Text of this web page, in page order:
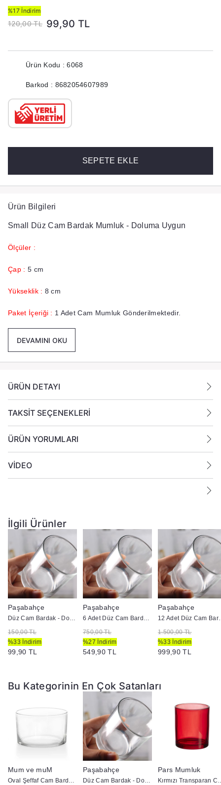
%17 İndirim
120,00 TL 99,90 TL
Ürün Kodu : 6068
Barkod : 8682054607989
SEPETE EKLE
Ürün Bilgileri
Small Düz Cam Bardak Mumluk - Doluma Uygun
Ölçüler :
Çap : 5 cm
Yükseklik : 8 cm
Paket İçeriği : 1 Adet Cam Mumluk Gönderilmektedir.
DEVAMINI OKU
ÜRÜN DETAYI
TAKSİT SEÇENEKLERİ
ÜRÜN YORUMLARI
VİDEO
İlgili Ürünler
Paşabahçe
Düz Cam Bardak - Doluma Uygun
150,00 TL
%33 İndirim
99,90 TL
Paşabahçe
6 Adet Düz Cam Bardak - Doluma Uygun
750,00 TL
%27 İndirim
549,90 TL
Paşabahçe
12 Adet
1.500,00 TL
%33 İndirim
999,90 TL
Bu Kategorinin En Çok Satanları
Mum ve muM
Oval Şeffaf Cam Bardak - Doluma Uygun
Paşabahçe
Düz Cam Bardak - Doluma Uygun
Pars Mumluk
Kırmızı Transparan